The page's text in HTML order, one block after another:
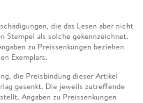
die das Lesen aber nicht
Stempel als solche gekennzeichnet.
zu Preissenkungen beziehen
Exemplars.
die Preisbindung dieser Artikel
gesenkt. Die jeweils zutreffende
Angaben zu Preissenkungen